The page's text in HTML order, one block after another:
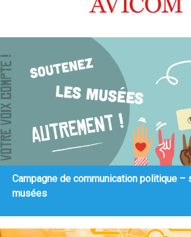
Campagne de communication politique –
musées